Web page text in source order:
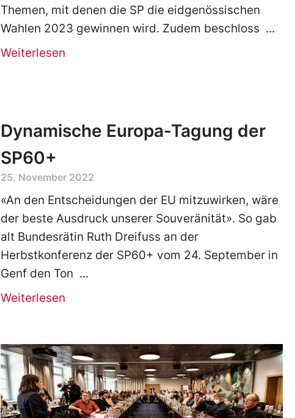
Themen, mit denen die SP die eidgenössischen
Wahlen 2023 gewinnen wird. Zudem beschloss
Weiterlesen
Dynamische Europa-Tagung der
SP60+
25. November 2022
«An den Entscheidungen der EU mitzuwirken, wäre
der beste Ausdruck unserer Souveränität». So gab
alt Bundesrätin Ruth Dreifuss an der
Herbstkonferenz der SP60+ vom 24. September in
Genf den Ton
Weiterlesen